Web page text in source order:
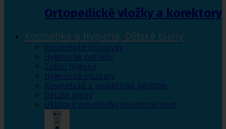
Ortopedické vložky a korektory
Kosmetika a hygiena, Dětské pleny
Kosmetické přípravky
Hygienické potřeby
Zubní hygiena
Hygienické systémy
Kosmetické a pedikérské nástroje
Dětské pleny
Úklidové prostředky pro domácnost